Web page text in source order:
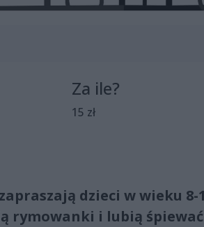
Za ile?
15 zł
dzieci w wieku
rymowanki i lubią